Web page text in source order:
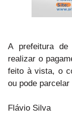
A prefeitura de
realizar o
feito à vista, o
ou pode
Flávio Silva